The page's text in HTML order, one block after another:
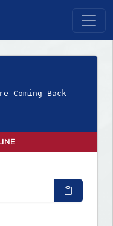
Coming Back